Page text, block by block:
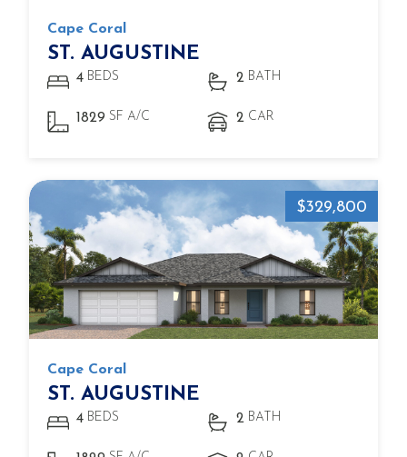
Cape Coral
ST. AUGUSTINE
4 BEDS 2 BATH
1829 SF A/C 2 CAR
$329,800
Cape Coral
ST. AUGUSTINE
4 BEDS 2 BATH